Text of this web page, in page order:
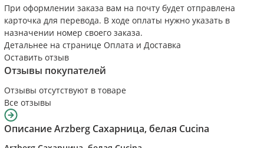
При оформлении заказа вам на почту будет отправлена
карточка для перевода. В ходе оплаты нужно указать в
назначении номер своего заказа.
Детальнее на странице Оплата и Доставка
Оставить отзыв
Отзывы покупателей
Отзывы отсутствуют в товаре
Все отзывы
ОписаниеArzberg Сахарница, белая Cucina